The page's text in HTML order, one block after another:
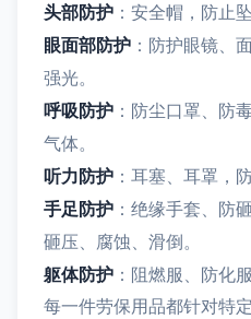
头部防护 ：安全帽，防止
眼面部防护 ：防护眼镜、
强光。
呼吸防护 ：防尘口罩、防
气体。
听力防护 ：耳塞、耳罩，
手足防护 ：绝缘手套、防
砸压、腐蚀、滑倒。
躯体防护 ：阻燃服、防化
每一件劳保用品都针对特